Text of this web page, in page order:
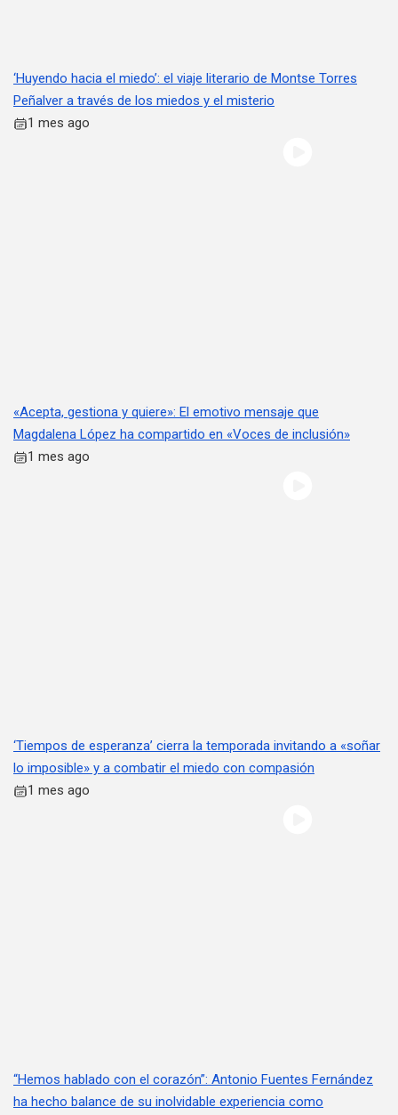
‘Huyendo hacia el miedo’: el viaje literario de Montse Torres
Peñalver a través de los miedos y el misterio
1 mes ago
«Acepta, gestiona y quiere»: El emotivo mensaje que
Magdalena López ha compartido en «Voces de inclusión»
1 mes ago
‘Tiempos de esperanza’ cierra la temporada invitando a «soñar
lo imposible» y a combatir el miedo con compasión
1 mes ago
“Hemos hablado con el corazón”: Antonio Fuentes Fernández
ha hecho balance de su inolvidable experiencia como